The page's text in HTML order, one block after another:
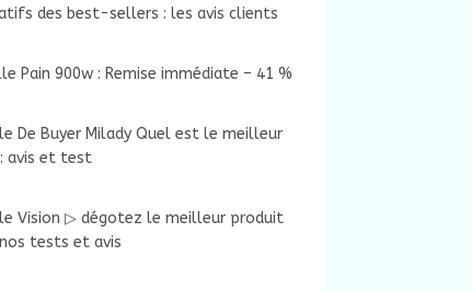
des best-sellers : les avis clients
Pain 900w : Remise immédiate – 41 %
De Buyer Milady Quel est le meilleur
avis et test
Vision ▷ dégotez le meilleur produit
tests et avis